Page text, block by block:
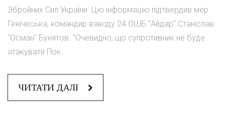
Збройних Сил України. Цю інформацію підтвердив мер
Генічеська, командир взводу 24 ОШБ "Айдар" Станіслав
"Осман" Бунятов. "Очевидно, що супротивник не буде
атакувати Пок...
ЧИТАТИ ДАЛІ